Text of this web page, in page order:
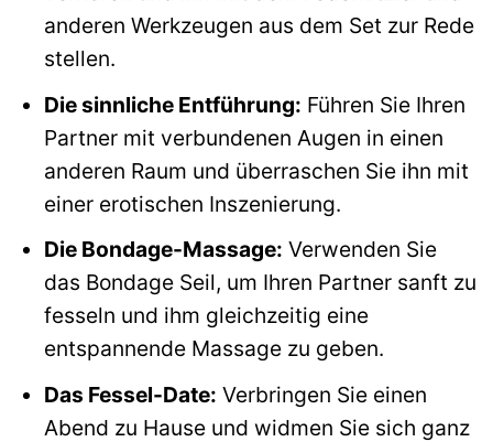
anderen Werkzeugen aus dem Set zur Rede
stellen.
Die sinnliche Entführung: Führen Sie Ihren
Partner mit verbundenen Augen in einen
anderen Raum und überraschen Sie ihn mit
einer erotischen Inszenierung.
Die Bondage-Massage: Verwenden Sie
das Bondage Seil, um Ihren Partner sanft zu
fesseln und ihm gleichzeitig eine
entspannende Massage zu geben.
Das Fessel-Date: Verbringen Sie einen
Abend zu Hause und widmen Sie sich ganz